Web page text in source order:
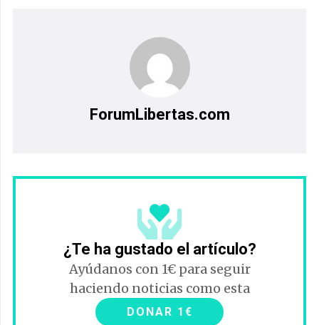
ForumLibertas.com
¿Te ha gustado el artículo?
Ayúdanos con 1€ para seguir
haciendo noticias como esta
DONAR 1€